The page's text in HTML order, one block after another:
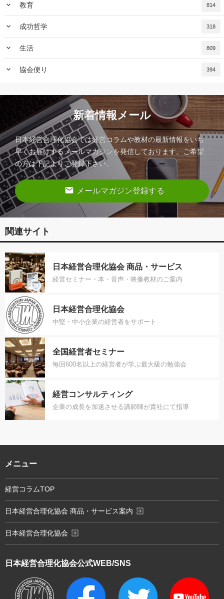
keyboard_arrow_down 教育 814
keyboard_arrow_down 成功哲学 318
keyboard_arrow_down 生活 809
keyboard_arrow_down 協会便り 394
新着情報メール
日本経営合理化協会では経営コラムや教材の最新情報をいち
早くお届けするメールマガジンを発信しております。ご希望
の方は下記よりご登録下さい。
email メールマガジン登録する
関連サイト
日本経営合理化協会 商品・サービス
経営セミナー・本・音声・映像教材のご案内
日本経営合理化協会
中堅・中小企業の経営者をサポート
全国経営者セミナー
毎回600名以上の経営者が学ぶ最大級の勉強会
経営コンサルティング
企業の成長を加速させる講師陣が貴社にて指導
日本経営合理化協会公式WEB/SNS
メニュー
経営コラムTOP
日本経営合理化協会 商品・サービス案内 exit_to_app
日本経営合理化協会 exit_to_app